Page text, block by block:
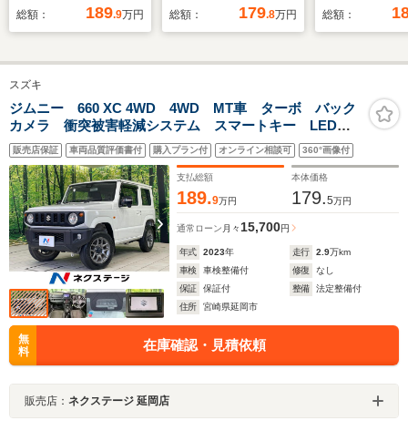
パッケージ 両側電動
ークルーズ 禁煙車
ハーフレザーシート
パワーシート コーナ
ーセンサー スマート
キー LEDヘッド
ETC
総額： 189.9万円
ナビ 全方位C デジ
スラ コーナーセンサ
ト アイドリングスト
ップ ドラレコ
ETC オートマチック
ハイビーム レーンキ
ープアシスト 純正
AW
総額： 179.8万円
被害軽減 車
ラ ETC
ー オートエ
アイドリング
総額：
スズキ
ジムニー 660 XC 4WD 4WD MT車 ターボ バック
カメラ 衝突被害軽減システム スマートキー LEDヘ
ッド クルコン 純正16インチアルミ オートハイビー
ム 車線逸脱警報 オートライト オートエアコン
販売店保証 車両品質評価書付 購入プラン付 オンライン相談可 360°画像付
支払総額
189.9万円
本体価格
179.5万円
通常ローン 月々 15,700円
年式 2023年 走行 2.9万km
車検
車検整備付 修復
なし
保証
保証付 整備
法定整備付
住所
宮崎県延岡市
無
料
在庫確認・見積依頼
販売店： ネクステージ 延岡店